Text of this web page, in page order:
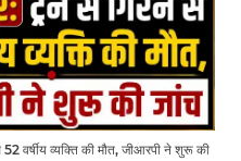
वर्षीय व्यक्ति की मौत, जीआरपी ने शुरू की